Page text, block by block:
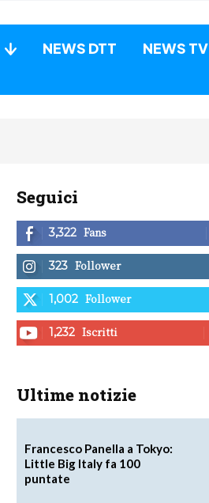
NEWS DTT
NEWS TV
Seguici
3,322 Fans
323 Follower
1,002 Follower
1,232 Iscritti
Ultime notizie
Francesco Panella a Tokyo:
Little Big Italy fa 100
puntate